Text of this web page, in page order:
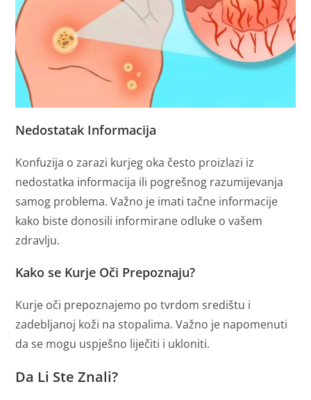
Nedostatak Informacija
Konfuzija o zarazi kurjeg oka često proizlazi iz
nedostatka informacija ili pogrešnog razumijevanja
samog problema. Važno je imati tačne informacije
kako biste donosili informirane odluke o vašem
zdravlju.
Kako se Kurje Oči Prepoznaju?
Kurje oči prepoznajemo po tvrdom središtu i
zadebljanoj koži na stopalima. Važno je napomenuti
da se mogu uspješno liječiti i ukloniti.
Da Li Ste Znali?